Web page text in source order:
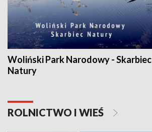
Woliński Park Narodowy - Skarbiec
Natury
ROLNICTWO I WIEŚ